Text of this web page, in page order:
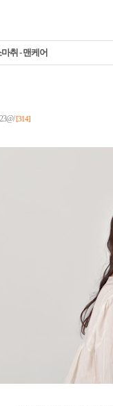
취 - 맨케어
[314]